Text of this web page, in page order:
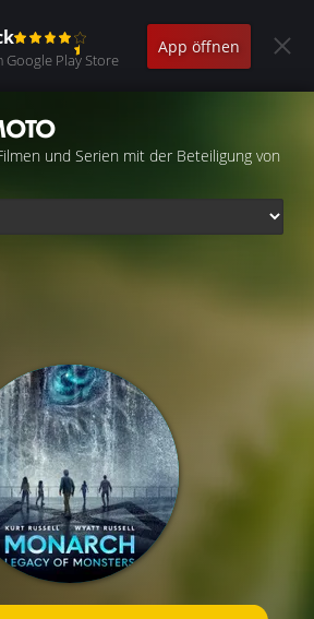
Google Play Store
App öffnen
und Serien mit der Beteiligung von